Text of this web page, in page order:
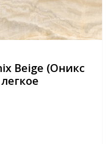
Beige (Оникс